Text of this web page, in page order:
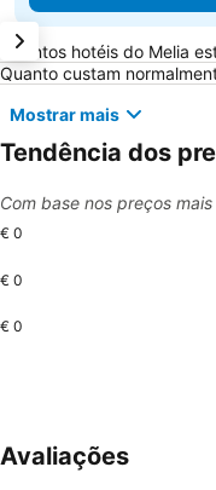
Perguntas
Quantos hotéis do Melia
Quanto custam
Mostrar mais
Tendência dos
Com base nos preços
€ 0
€ 0
€ 0
Avaliações